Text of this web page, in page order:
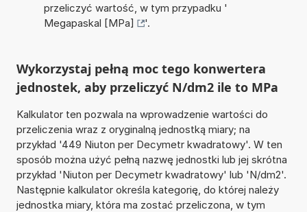
przeliczyć wartość, w tym przypadku '
Megapaskal [MPa]
'.
Wykorzystaj pełną moc tego konwertera
jednostek, aby przeliczyć N/dm2 ile to MPa
Kalkulator ten pozwala na wprowadzenie wartości do
przeliczenia wraz z oryginalną jednostką miary; na
przykład '449 Niuton per Decymetr kwadratowy'. W ten
sposób można użyć pełną nazwę jednostki lub jej skrótna
przykład 'Niuton per Decymetr kwadratowy' lub 'N/dm2'.
Następnie kalkulator określa kategorię, do której należy
jednostka miary, która ma zostać przeliczona, w tym